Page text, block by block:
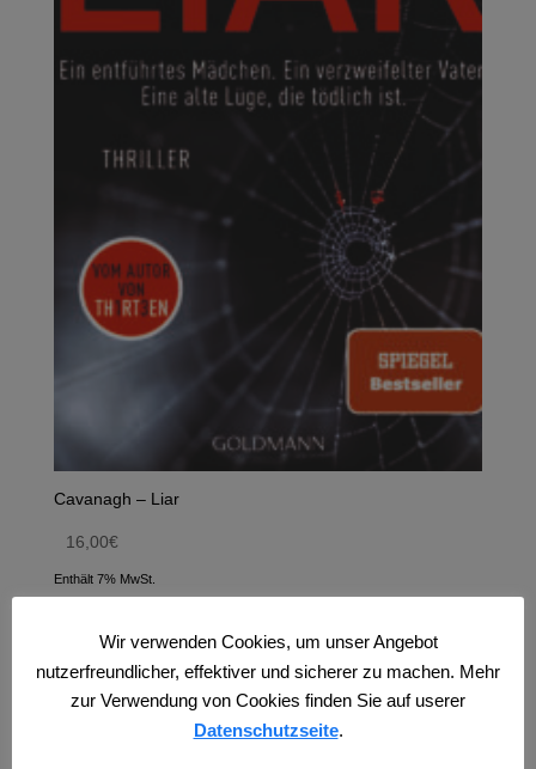
Cavanagh – Liar
16,00€
Enthält 7% MwSt.
zzgl.Versand
Wir verwenden Cookies, um unser Angebot
nutzerfreundlicher, effektiver und sicherer zu machen. Mehr
zur Verwendung von Cookies finden Sie auf userer
Datenschutzseite.